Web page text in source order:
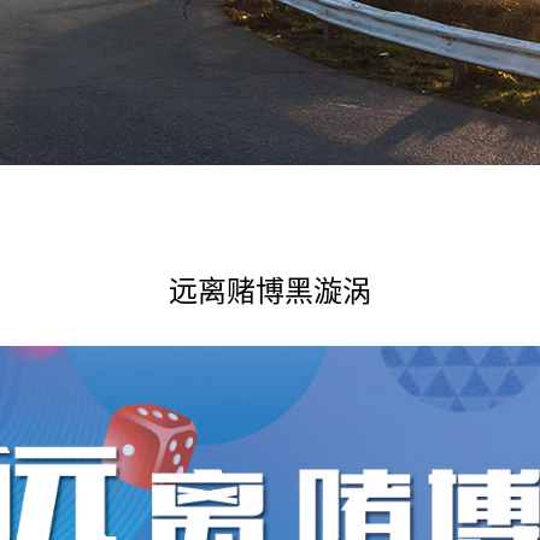
远离赌博黑漩涡